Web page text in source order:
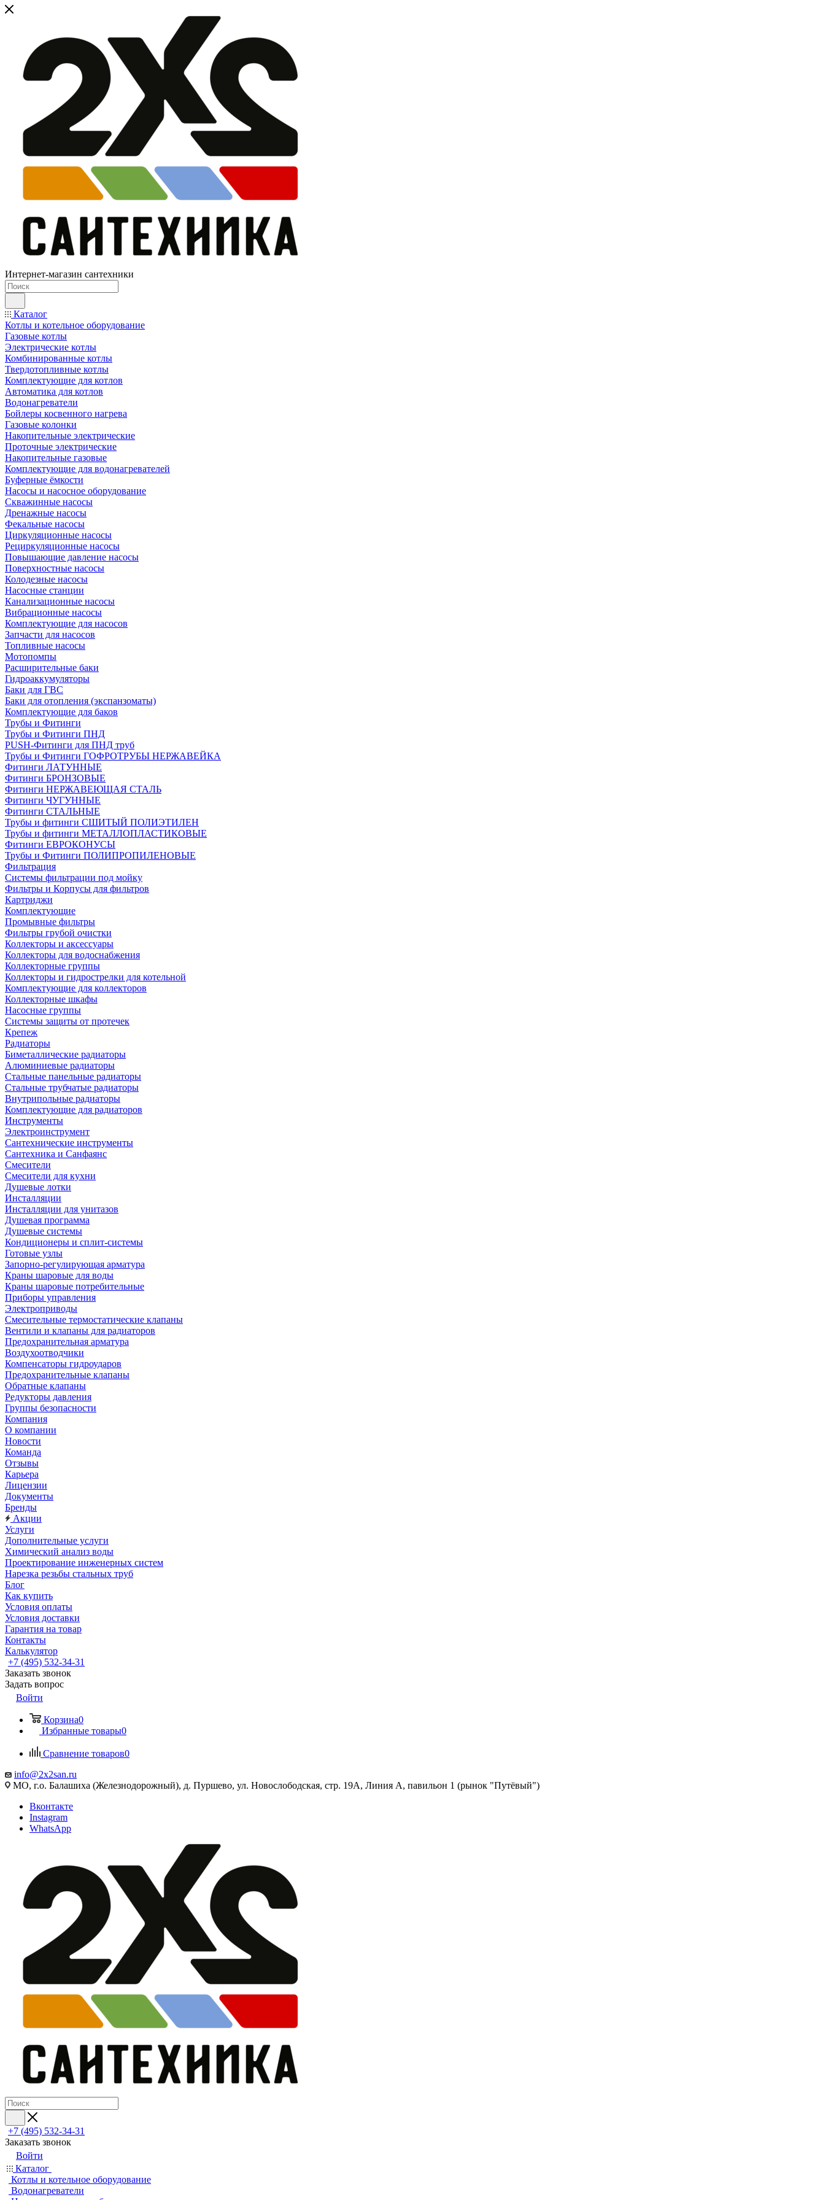
Интернет-магазин сантехники
Каталог
Котлы и котельное оборудование
Газовые котлы
Электрические котлы
Комбинированные котлы
Твердотопливные котлы
Комплектующие для котлов
Автоматика для котлов
Водонагреватели
Бойлеры косвенного нагрева
Газовые колонки
Накопительные электрические
Проточные электрические
Накопительные газовые
Комплектующие для водонагревателей
Буферные ёмкости
Насосы и насосное оборудование
Скважинные насосы
Дренажные насосы
Фекальные насосы
Циркуляционные насосы
Рециркуляционные насосы
Повышающие давление насосы
Поверхностные насосы
Колодезные насосы
Насосные станции
Канализационные насосы
Вибрационные насосы
Комплектующие для насосов
Запчасти для насосов
Топливные насосы
Мотопомпы
Расширительные баки
Гидроаккумуляторы
Баки для ГВС
Баки для отопления (экспанзоматы)
Комплектующие для баков
Трубы и Фитинги
Трубы и Фитинги ПНД
PUSH-Фитинги для ПНД труб
Трубы и Фитинги ГОФРОТРУБЫ НЕРЖАВЕЙКА
Фитинги ЛАТУННЫЕ
Фитинги БРОНЗОВЫЕ
Фитинги НЕРЖАВЕЮЩАЯ СТАЛЬ
Фитинги ЧУГУННЫЕ
Фитинги СТАЛЬНЫЕ
Трубы и фитинги СШИТЫЙ ПОЛИЭТИЛЕН
Трубы и фитинги МЕТАЛЛОПЛАСТИКОВЫЕ
Фитинги ЕВРОКОНУСЫ
Трубы и Фитинги ПОЛИПРОПИЛЕНОВЫЕ
Фильтрация
Системы фильтрации под мойку
Фильтры и Корпусы для фильтров
Картриджи
Комплектующие
Промывные фильтры
Фильтры грубой очистки
Коллекторы и аксессуары
Коллекторы для водоснабжения
Коллекторные группы
Коллекторы и гидрострелки для котельной
Комплектующие для коллекторов
Коллекторные шкафы
Насосные группы
Системы защиты от протечек
Крепеж
Радиаторы
Биметаллические радиаторы
Алюминиевые радиаторы
Стальные панельные радиаторы
Стальные трубчатые радиаторы
Внутрипольные радиаторы
Комплектующие для радиаторов
Инструменты
Электроинструмент
Сантехнические инструменты
Сантехника и Санфаянс
Смесители
Смесители для кухни
Душевые лотки
Инсталляции
Инсталляции для унитазов
Душевая программа
Душевые системы
Кондиционеры и сплит-системы
Готовые узлы
Запорно-регулирующая арматура
Краны шаровые для воды
Краны шаровые потребительные
Приборы управления
Электроприводы
Смесительные термостатические клапаны
Вентили и клапаны для радиаторов
Предохранительная арматура
Воздухоотводчики
Компенсаторы гидроударов
Предохранительные клапаны
Обратные клапаны
Редукторы давления
Группы безопасности
Компания
О компании
Новости
Команда
Отзывы
Карьера
Лицензии
Документы
Бренды
Акции
Услуги
Дополнительные услуги
Химический анализ воды
Проектирование инженерных систем
Нарезка резьбы стальных труб
Блог
Как купить
Условия оплаты
Условия доставки
Гарантия на товар
Контакты
Калькулятор
+7 (495) 532‑34‑31
Заказать звонок
Задать вопрос
Войти
Корзина0
Избранные товары0
Сравнение товаров0
info@2x2san.ru
МО, г.о. Балашиха (Железнодорожный), д. Пуршево, ул. Новослободская, стр. 19А, Линия А, павильон 1 (рынок "Путёвый")
Вконтакте
Instagram
WhatsApp
+7 (495) 532‑34‑31
Заказать звонок
Войти
Каталог
Котлы и котельное оборудование
Водонагреватели